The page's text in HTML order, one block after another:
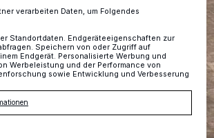
verarbeiten Daten, um Folgendes
Standortdaten. Endgeräteeigenschaften zur
Speichern von oder Zugriff auf
Endgerät. Personalisierte Werbung und
Werbeleistung und der Performance von
sowie Entwicklung und Verbesserung